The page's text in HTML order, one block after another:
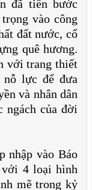
đã tiến bước
vào công
đất nước, cổ
quê hương.
với trang thiết
lực để đưa
và nhân dân
ngách của đời
nhập vào Báo
với 4 loại hình
mẽ trong kỷ